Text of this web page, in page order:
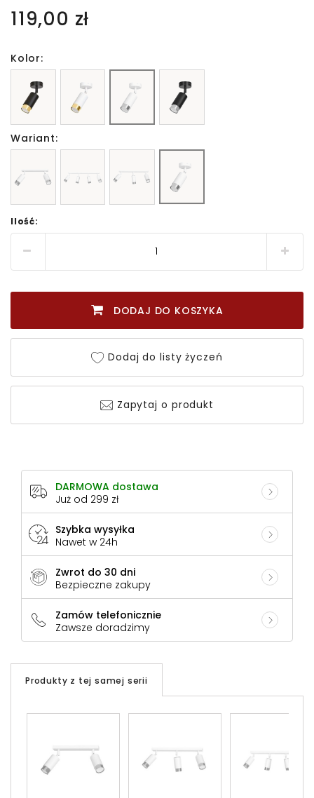
119,00 zł
Kolor:
Wariant:
Ilość:
DODAJ DO KOSZYKA
Dodaj do listy życzeń
Zapytaj o produkt
DARMOWA dostawa
Już od 299 zł
Szybka wysyłka
Nawet w 24h
Zwrot do 30 dni
Bezpieczne zakupy
Zamów telefonicznie
Zawsze doradzimy
Produkty z tej samej serii